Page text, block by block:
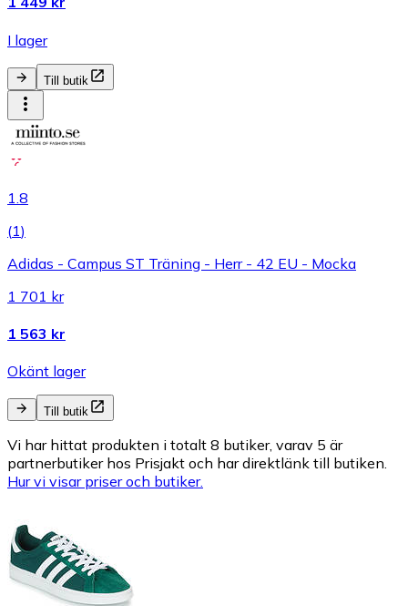
I lager
Till butik
1.8
(1)
Adidas - Campus ST Träning - Herr - 42 EU - Mocka
1 701 kr
1 563 kr
Okänt lager
Till butik
Vi har hittat produkten i totalt 8 butiker, varav 5 är
partnerbutiker hos Prisjakt och har direktlänk till butiken.
Hur vi visar priser och butiker.